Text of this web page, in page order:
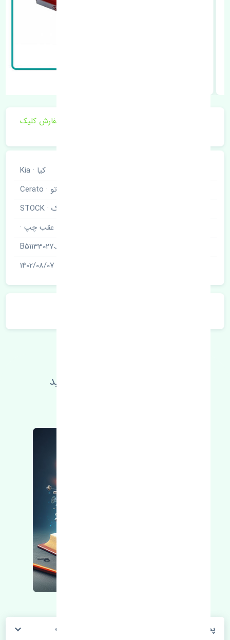
برای اطلاع از موجودی و قیمت به روز روی ثبت سفارش کلیک
کیا · Kia
سراتو · Cerato
استوک · STOCK
پمپ قفل درب عقب چپ ·
B51133027J
1402/08/07
اطلاعات فنی خود را بالا ببرید
پمپ قفل درب عقب چپ کیا سراتو سایپایی استوک